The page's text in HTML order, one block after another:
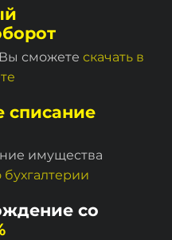
сможете скачать в
списание
имущества
бухгалтерии
со